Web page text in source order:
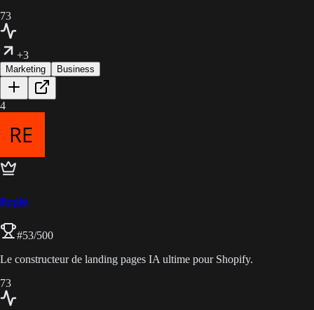
73
+3
Marketing Business
4
Replo
#53/500
Le constructeur de landing pages IA ultime pour Shopify.
73